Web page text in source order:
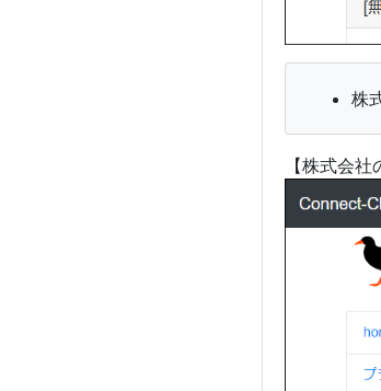
株
【株式会